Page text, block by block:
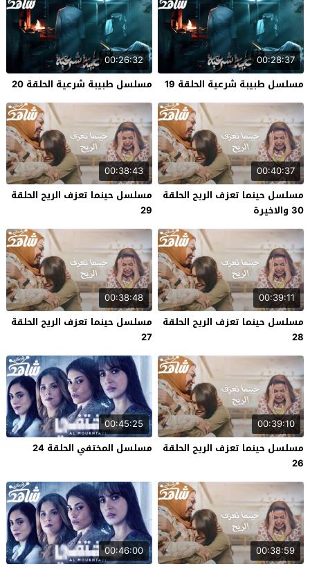
00:28:37
مسلسل طبيبة شرعية الحلقة 19
00:26:32
مسلسل طبيبة شرعية الحلقة 20
00:40:37
مسلسل حينما تعزف الريح الحلقة
30 والاخيرة
00:38:43
مسلسل حينما تعزف الريح الحلقة
29
00:39:11
مسلسل حينما تعزف الريح الحلقة
28
00:38:48
مسلسل حينما تعزف الريح الحلقة
27
00:39:10
مسلسل حينما تعزف الريح الحلقة
26
00:45:25
مسلسل المختفي الحلقة 24
00:38:59
00:46:00